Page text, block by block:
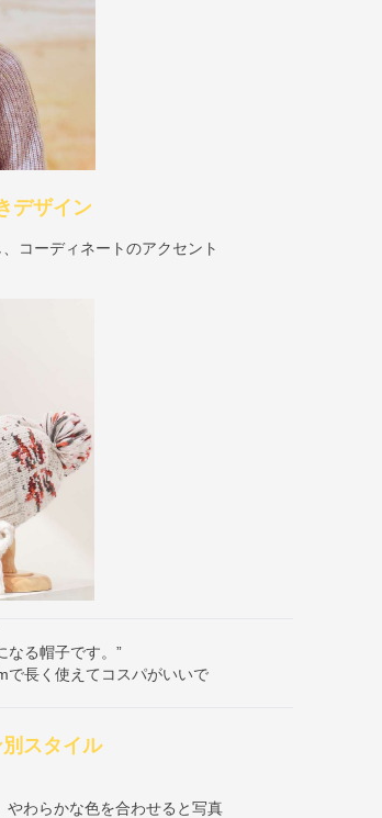
デザイン
コーディネートのアクセント
なる帽子です。”
で長く使えてコスパがいいで
スタイル
わらかな色を合わせると写真